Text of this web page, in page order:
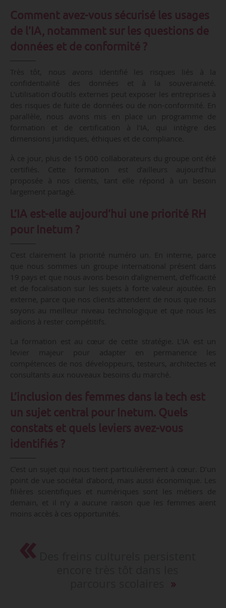
Comment avez-vous sécurisé les usages
de l’IA, notamment sur les questions de
données et de conformité ?
Très tôt, nous avons identifié les risques liés à la
confidentialité des données et à la souveraineté.
L’utilisation d’outils externes peut exposer les entreprises à
des risques de fuite de données ou de non-conformité. En
parallèle, nous avons mis en place un programme de
formation et de certification à l’IA, qui intègre des
dimensions juridiques, éthiques et de compliance.
À ce jour, plus de 15 000 collaborateurs du groupe ont été
certifiés. Cette formation est d’ailleurs aujourd’hui
proposée à nos clients, tant elle répond à un besoin
largement partagé.
L’IA est-elle aujourd’hui une priorité RH
pour Inetum ?
C’est clairement la priorité numéro un. En interne, parce
que nous sommes un groupe international présent dans
19 pays et que nous avons besoin d’alignement, d’efficacité
et de focalisation sur les sujets à forte valeur ajoutée. En
externe, parce que nos clients attendent de nous que nous
soyons au meilleur niveau technologique et que nous les
aidions à rester compétitifs.
La formation est au cœur de cette stratégie. L’IA est un
levier majeur pour adapter en permanence les
compétences de nos développeurs, testeurs, architectes et
consultants aux nouveaux besoins du marché.
L’inclusion des femmes dans la tech est
un sujet central pour Inetum. Quels
constats et quels leviers avez-vous
identifiés ?
C’est un sujet qui nous tient particulièrement à cœur. D’un
point de vue sociétal d’abord, mais aussi économique. Les
filières scientifiques et numériques sont les métiers de
demain, et il n’y a aucune raison que les femmes aient
moins accès à ces opportunités.